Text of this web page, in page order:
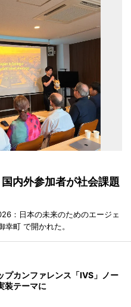
内外参加者が社会課題
：日本の未来のためのエージェ
町 で開かれた。
プカンファレンス「IVS」ノー
装テーマに